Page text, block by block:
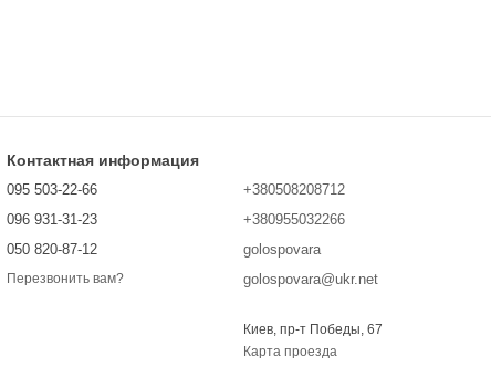
Контактная информация
095 503-22-66
096 931-31-23
050 820-87-12
Перезвонить вам?
+380508208712
+380955032266
golospovara
golospovara@ukr.net
Киев, пр-т Победы, 67
Карта проезда